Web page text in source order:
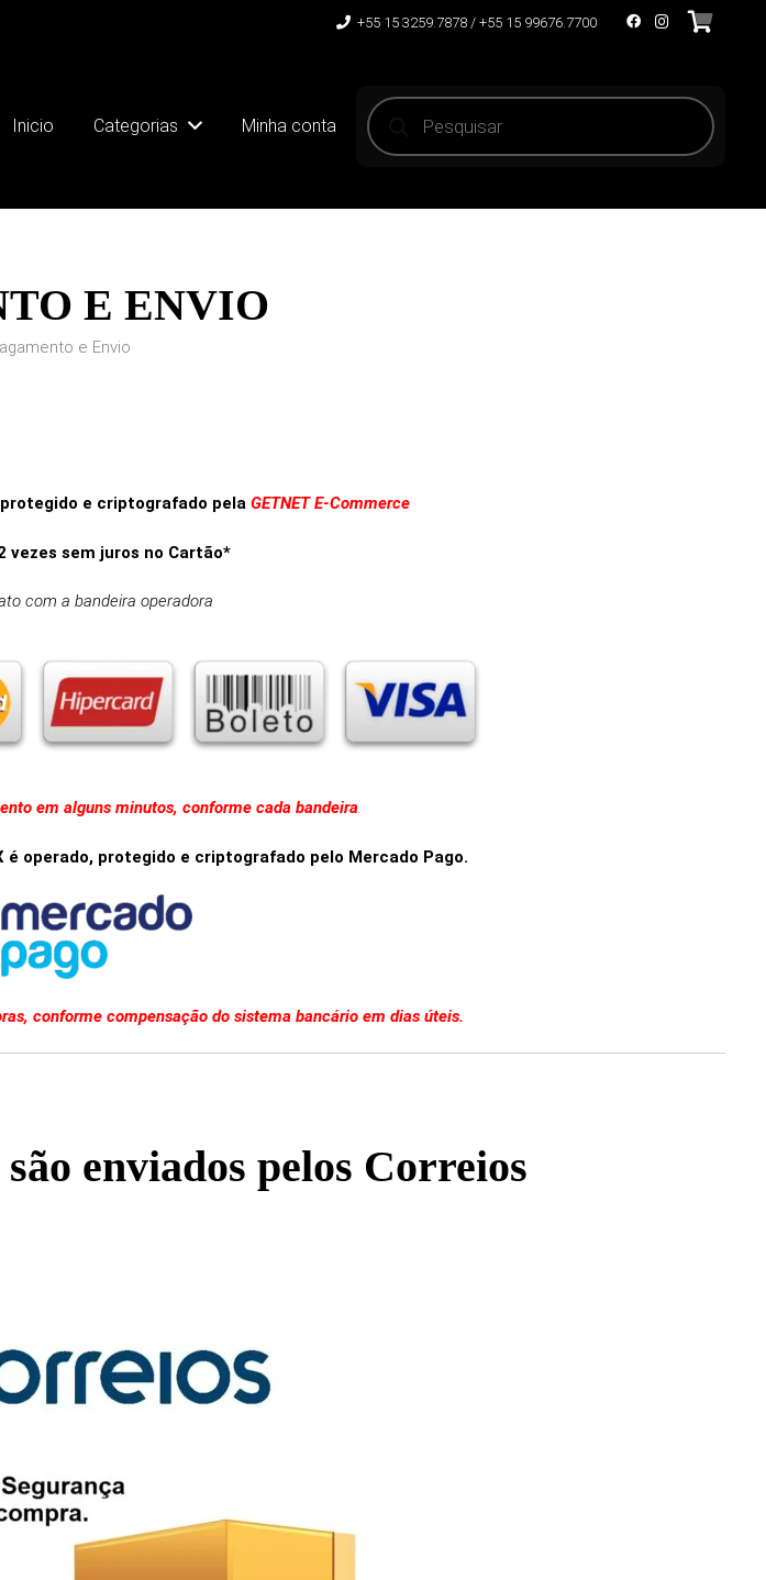
+55 15 3259.7878 / +55 15 99676.7700
Inicio Categorias Minha conta
Pesquisar
produtos
E ENVIO
e Envio
e criptografado pela GETNET E-Commerce
vezes sem juros no Cartão*
com a bandeira operadora
em alguns minutos, conforme cada bandeira.
operado, protegido e criptografado pelo Mercado Pago.
conforme compensação do sistema bancário em dias úteis.
enviados pelos Correios